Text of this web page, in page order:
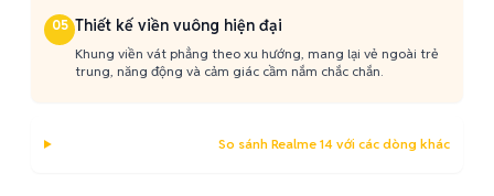
05 Thiết kế viền vuông hiện đại
Khung viền vát phẳng theo xu hướng, mang lại vẻ ngoài trẻ
trung, năng động và cảm giác cầm nắm chắc chắn.
So sánh Realme 14 với các dòng khác